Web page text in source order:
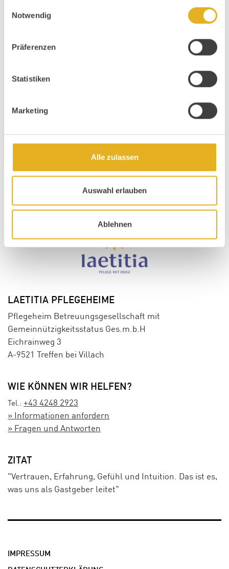
Notwendig
Präferenzen
Statistiken
Marketing
Alle zulassen
Auswahl erlauben
Ablehnen
LAETITIA PFLEGEHEIME
Pflegeheim Betreuungsgesellschaft mit
Gemeinnützigkeitsstatus Ges.m.b.H
Eichrainweg 3
A-9521 Treffen bei Villach
WIE KÖNNEN WIR HELFEN?
Tel.: +43 4248 2923
» Informationen anfordern
» Fragen und Antworten
ZITAT
"Vertrauen, Erfahrung, Gefühl und Intuition. Das ist es,
was uns als Gastgeber leitet"
IMPRESSUM